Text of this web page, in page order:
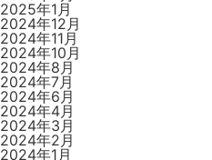
2025年1月
2024年12月
2024年11月
2024年10月
2024年8月
2024年7月
2024年6月
2024年4月
2024年3月
2024年2月
2024年1月